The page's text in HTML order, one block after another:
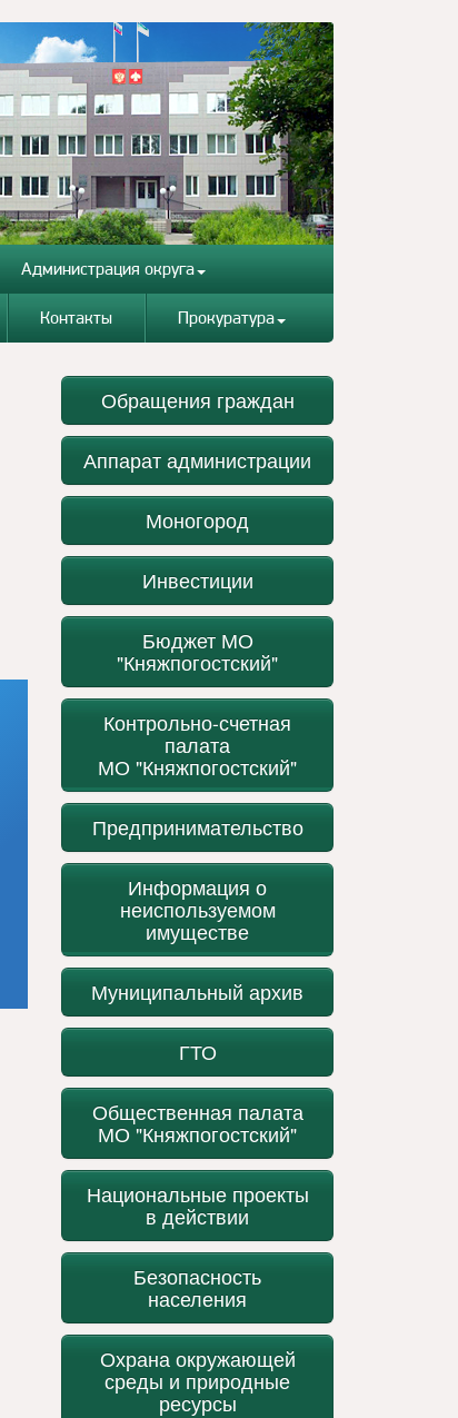
Администрация округа
Контакты Прокуратура
Обращения граждан
Аппарат администрации
Моногород
Инвестиции
Бюджет МО
"Княжпогостский"
Контрольно-счетная
палата
МО "Княжпогостский"
Предпринимательство
Информация о
неиспользуемом
имуществе
Муниципальный архив
ГТО
Общественная палата
МО "Княжпогостский"
Национальные проекты
в действии
Безопасность
населения
Охрана окружающей
среды и природные
ресурсы